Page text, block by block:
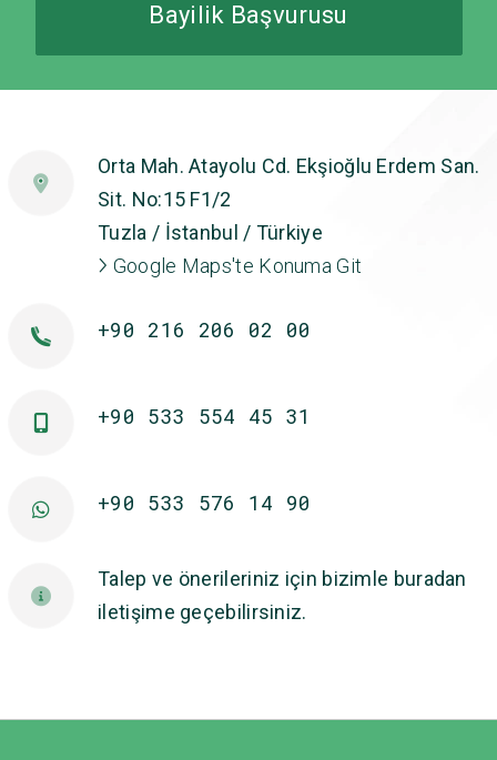
Bayilik Başvurusu
Orta Mah. Atayolu Cd. Ekşioğlu Erdem San.
Sit. No:15 F1/2
Tuzla / İstanbul / Türkiye
Google Maps'te Konuma Git
+90 216 206 02 00
+90 533 554 45 31
+90 533 576 14 90
Talep ve önerileriniz için bizimle buradan
iletişime geçebilirsiniz.